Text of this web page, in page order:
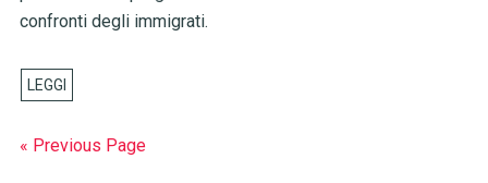
confronti degli immigrati.
« Previous Page